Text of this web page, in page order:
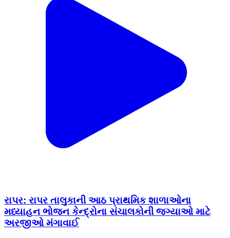
રાપર: રાપર તાલુકાની આઠ પ્રાથમિક શાળાઓના
મધ્યાહન ભોજન કેન્દ્રોના સંચાલકોની જગ્યાઓ માટે
અરજીઓ મંગાવાઈ